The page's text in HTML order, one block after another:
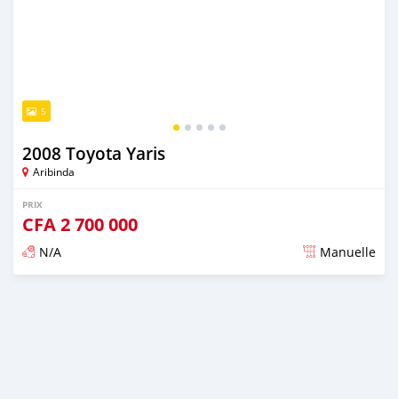
5
2008 Toyota Yaris
Aribinda
PRIX
CFA2 700 000
N/A Manuelle